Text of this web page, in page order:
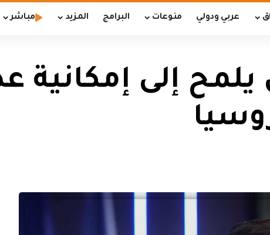
عربي ودولي منوعات البرامج المزيد مباشر
يلمح إلى إمكانية